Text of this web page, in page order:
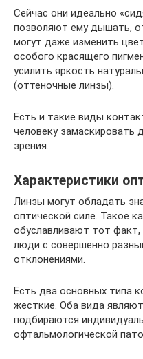
Сейчас они идеально
позволяют ему дышать,
могут даже изменить
особого красящего
усилить яркость
(оттеночные линзы).
Есть и такие виды
человеку замаскировать
зрения.
Характеристики
Линзы могут обладать
оптической силе. Такое
обуславливают тот факт,
люди с совершенно
отклонениями.
Есть два основных типа
жесткие. Оба вида
подбираются
офтальмологической